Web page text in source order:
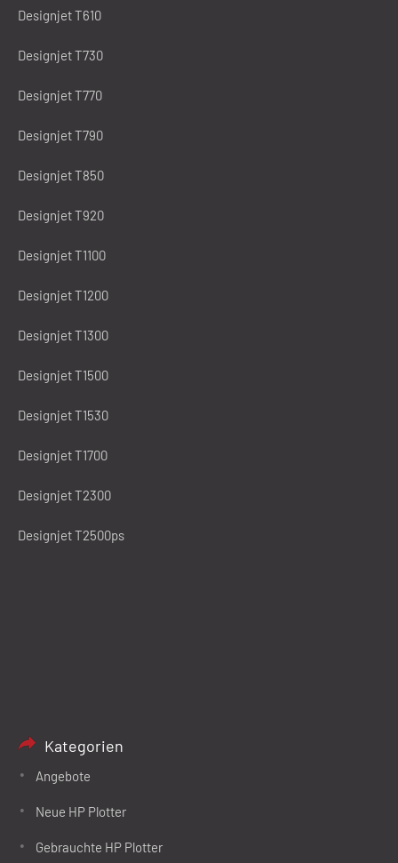
Designjet T610
Designjet T730
Designjet T770
Designjet T790
Designjet T850
Designjet T920
Designjet T1100
Designjet T1200
Designjet T1300
Designjet T1500
Designjet T1530
Designjet T1700
Designjet T2300
Designjet T2500ps
Kategorien
Angebote
Neue HP Plotter
Gebrauchte HP Plotter